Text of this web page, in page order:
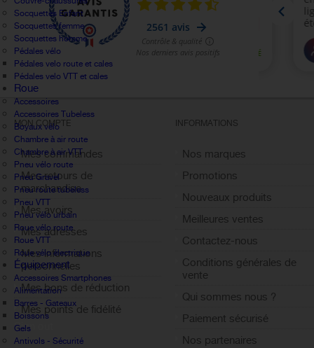
Socquettes Enfant
Socquettes femme
Socquettes homme
Pédales vélo
Pédales velo route et cales
Pédales velo VTT et cales
Roue
Accessoires
Accessoires Tubeless
Boyaux vélo
Chambre à air route
Chambre à air VTT
Pneu vélo route
Pneu Gravel
Pneu route tubeless
Pneu VTT
Pneu vélo urbain
Roue vélo route
Roue VTT
Roue vélo électrique
Équipement
Accessoires Smartphones
Alimentation
Barres - Gateaux
Boissons
Gels
Antivols - Sécurité
MON COMPTE
Mes commandes
Mes retours de
marchandise
Mes avoirs
Mes adresses
Mes informations
personnelles
Mes bons de réduction
Mes points de fidélité
Sign out
INFORMATIONS
Nos marques
Promotions
Nouveaux produits
Meilleures ventes
Contactez-nous
Conditions générales de
vente
Qui sommes nous ?
Paiement sécurisé
Nos partenaires